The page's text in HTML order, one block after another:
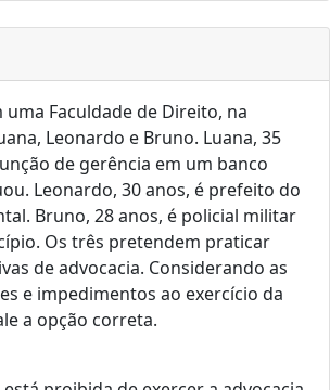
uma Faculdade de Direito, na
Leonardo e Bruno. Luana, 35
de gerência em um banco
Leonardo, 30 anos, é prefeito do
Bruno, 28 anos, é policial militar
Os três pretendem praticar
de advocacia. Considerando as
e impedimentos ao exercício da
a opção correta.